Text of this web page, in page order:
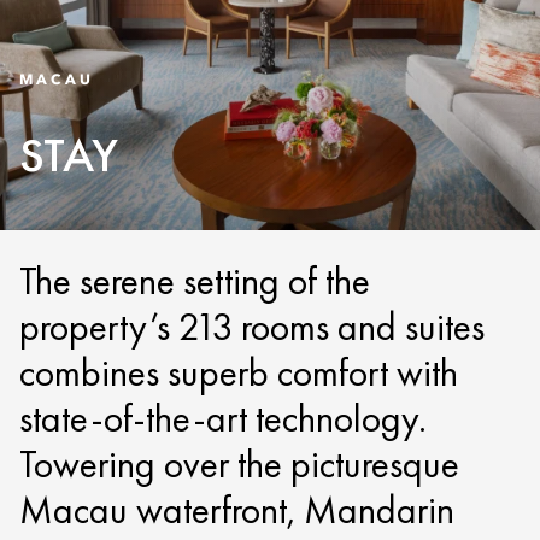
MACAU
STAY
The serene setting of the
property’s 213 rooms and suites
combines superb comfort with
state-of-the-art technology.
Towering over the picturesque
Macau waterfront, Mandarin